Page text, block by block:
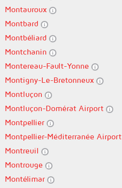
Montauroux
Montbard
Montbéliard
Montchanin
Montereau-Fault-Yonne
Montigny-Le-Bretonneux
Montluçon
Montluçon-Domérat Airport
Montpellier
Montpellier-Méditerranée Airport
Montreuil
Montrouge
Montélimar